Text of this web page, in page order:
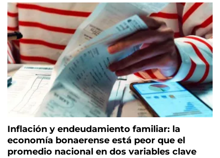
Inflación y endeudamiento familiar: la
economía bonaerense está peor que el
promedio nacional en dos variables clave